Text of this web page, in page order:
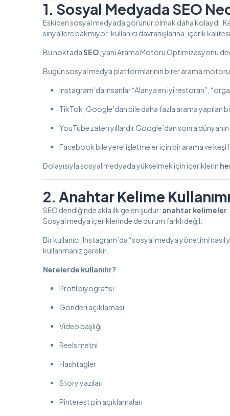
1. Sosyal Medyada SEO
Eskiden sosyal medyada görünür olmak daha kolaydı.
sinyallere bakmıyor; kullanıcı davranışlarına, içerik
Bu noktadaSEO , yani Arama Motoru Optimizasyonu
Bugün sosyal medya platformlarının birer arama
Instagram’da insanlar “Alanya en iyi restoran”,
TikTok, Google’dan bile daha fazla arama yapılan
YouTube zaten yıllardır Google’dan sonra
Facebook bile yerel işletmeler için bir arama ve keşif
Dolayısıyla sosyal medyada yükselmek için içeriklerin
2. Anahtar Kelime
SEO dendiğinde akla ilk gelen şudur: anahtar kelimeler
Sosyal medya içeriklerinde de durum farklı değil.
Bir kullanıcı, Instagram’da “sosyal medya yönetimi
kullanmanız gerekir.
Nerelerde kullanılır?
Profil biyografisi
Gönderi açıklaması
Video başlığı
Reels metni
Hashtagler
Story yazıları
Pinterest pin açıklamaları